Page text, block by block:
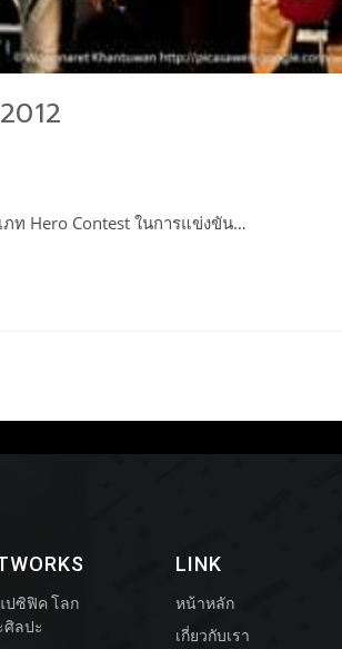
ท Hero Contest ในการแข่งขัน…
ปซิฟิค โลก
ลปะ
LINK
หน้าหลัก
เกี่ยวกับเรา